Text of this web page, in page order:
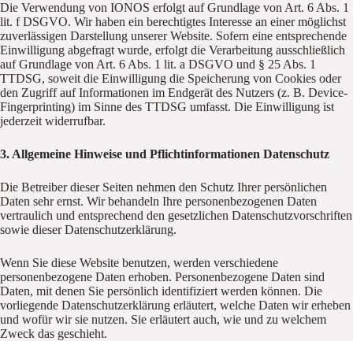
Die Verwendung von IONOS erfolgt auf Grundlage von Art. 6 Abs. 1
lit. f DSGVO. Wir haben ein berechtigtes Interesse an einer möglichst
zuverlässigen Darstellung unserer Website. Sofern eine entsprechende
Einwilligung abgefragt wurde, erfolgt die Verarbeitung ausschließlich
auf Grundlage von Art. 6 Abs. 1 lit. a DSGVO und § 25 Abs. 1
TTDSG, soweit die Einwilligung die Speicherung von Cookies oder
den Zugriff auf Informationen im Endgerät des Nutzers (z. B. Device-
Fingerprinting) im Sinne des TTDSG umfasst. Die Einwilligung ist
jederzeit widerrufbar.
3. Allgemeine Hinweise und Pflichtinformationen Datenschutz
Die Betreiber dieser Seiten nehmen den Schutz Ihrer persönlichen
Daten sehr ernst. Wir behandeln Ihre personenbezogenen Daten
vertraulich und entsprechend den gesetzlichen Datenschutzvorschriften
sowie dieser Datenschutzerklärung.
Wenn Sie diese Website benutzen, werden verschiedene
personenbezogene Daten erhoben. Personenbezogene Daten sind
Daten, mit denen Sie persönlich identifiziert werden können. Die
vorliegende Datenschutzerklärung erläutert, welche Daten wir erheben
und wofür wir sie nutzen. Sie erläutert auch, wie und zu welchem
Zweck das geschieht.